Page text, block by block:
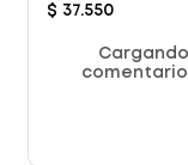
$ 37.550
Cargando